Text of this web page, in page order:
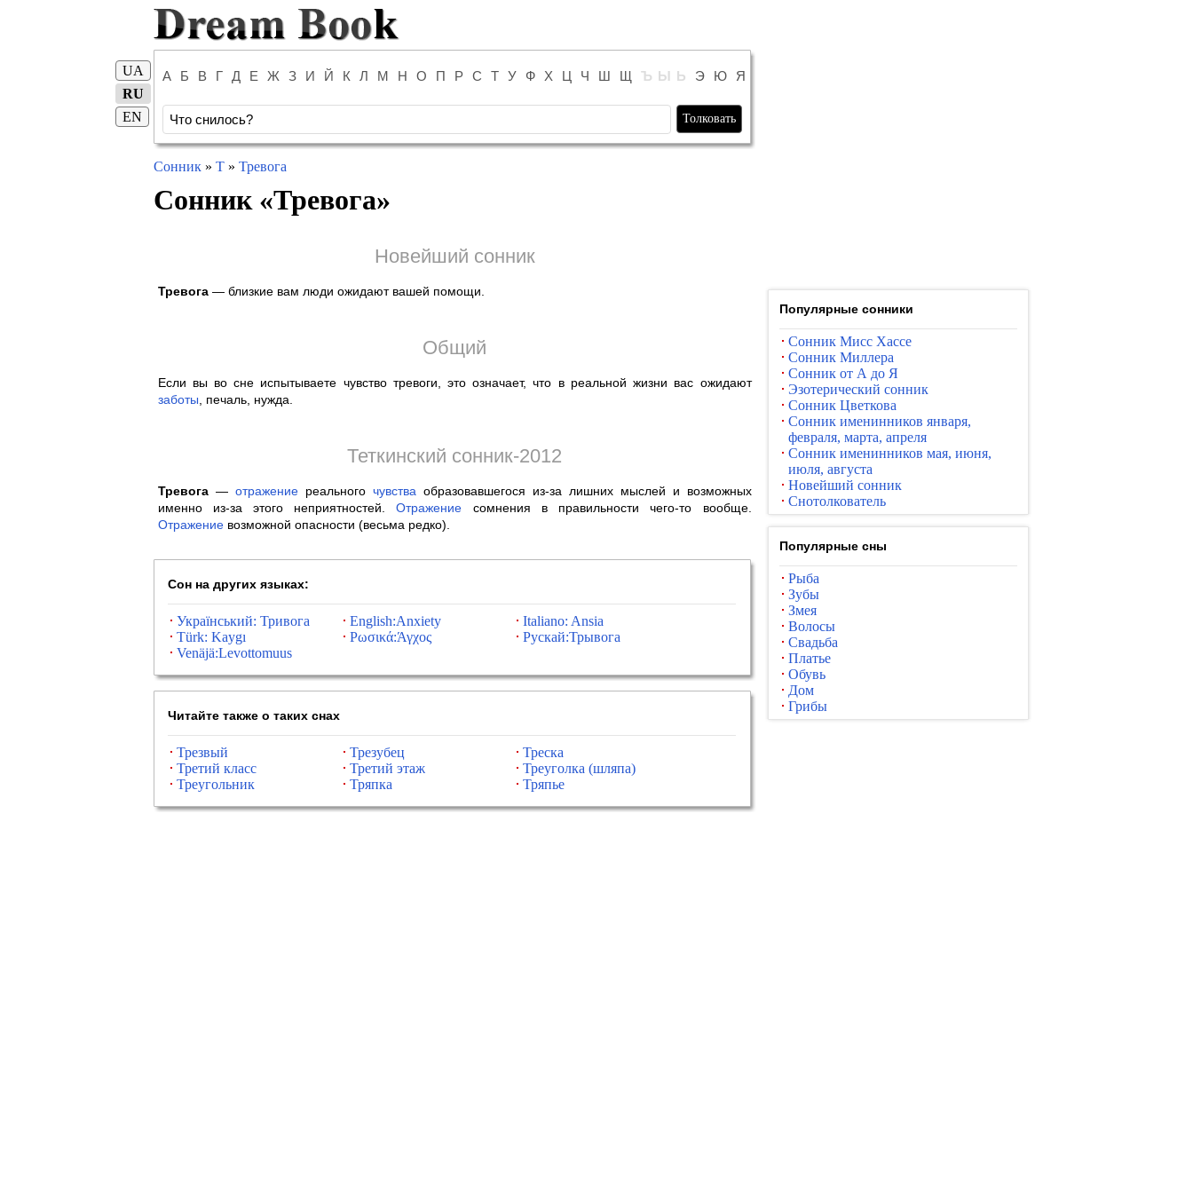
А Б В Г Д Е Ж З И Й К Л М Н О П Р С Т У Ф Х Ц Ч Ш Щ Ъ Ы Ь Э Ю Я
UA
RU
EN
Сонник» Т» Тревога
Сонник «Тревога»
Новейший сонник
Тревога— близкие вам люди ожидают вашей помощи.
Общий
Если вы во сне испытываете чувство тревоги, это означает, что в реальной жизни вас ожидают
заботы , печаль, нужда.
Теткинский сонник-2012
Тревога— отражениереального чувства образовавшегося из-за лишних мыслей и возможных
именно из-за этого неприятностей.Отражение сомнения в правильности чего-то вообще.
Отражениевозможной опасности (весьма редко).
Сон на других языках:
Український: Тривога English:Anxiety
Italiano: Ansia
Türk: Kaygı
Ρωσικά:Άγχος
Рускай:Трывога
Venäjä:Levottomuus
Читайте также о таких снах
Трезвый Трезубец
Треска
Третий класс
Третий этаж
Треуголка (шляпа)
Треугольник
Тряпка Тряпье
Популярные сонники
Сонник Мисс Хассе
Сонник Миллера
Сонник от А до Я
Эзотерический сонник
Сонник Цветкова
Сонник именинников января,
февраля, марта, апреля
Сонник именинников мая, июня,
июля, августа
Новейший сонник
Снотолкователь
Популярные сны
Рыба
Зубы
Змея
Волосы
Свадьба
Платье
Обувь
Дом
Грибы